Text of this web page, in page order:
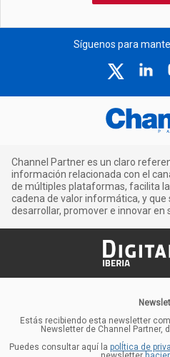
Síguenos para
Channel Partner es un claro
información relacionada con el
de múltiples plataformas, facilita
cadena de valor informática, y
desarrollar, promover e innovar en
Estás recibiendo esta newsletter
Newsletter de Channel Partner,
Puedes consultar aquí la polÍtica de